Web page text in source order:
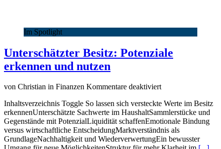
Im Spotlight
Unterschätzter Besitz: Potenziale
erkennen und nutzen
von Christian in Finanzen Kommentare deaktiviertfür
Besitz:
Potenziale
erkennen
und
nutzen
Inhaltsverzeichnis Toggle So lassen sich versteckte Werte im Besitz
erkennenUnterschätzte Sachwerte im HaushaltSammlerstücke und
Gegenstände mit PotenzialLiquidität schaffenEmotionale Bindung
versus wirtschaftliche EntscheidungMarktverständnis als
GrundlageNachhaltigkeit und WiederverwertungEin bewusster